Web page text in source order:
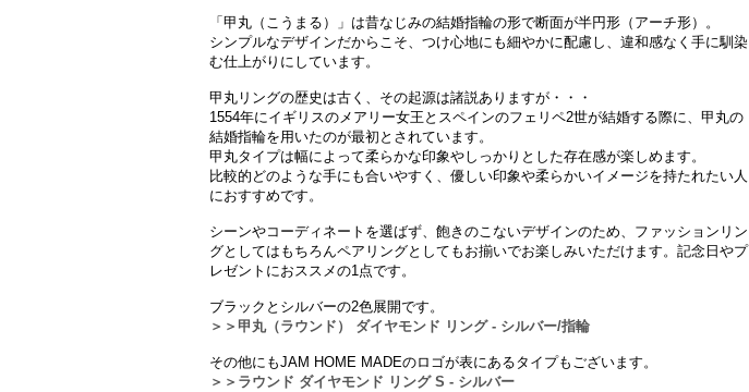
「甲丸（こうまる）」は昔なじみの結婚指輪の形で断面が半円形（アーチ形）。
シンプルなデザインだからこそ、つけ心地にも細やかに配慮し、違和感なく手に馴染
む仕上がりにしています。
甲丸リングの歴史は古く、その起源は諸説ありますが・・・
1554年にイギリスのメアリー女王とスペインのフェリペ2世が結婚する際に、甲丸の
結婚指輪を用いたのが最初とされています。
甲丸タイプは幅によって柔らかな印象やしっかりとした存在感が楽しめます。
比較的どのような手にも合いやすく、優しい印象や柔らかいイメージを持たれたい人
におすすめです。
シーンやコーディネートを選ばず、飽きのこないデザインのため、ファッションリン
グとしてはもちろんペアリングとしてもお揃いでお楽しみいただけます。記念日やプ
レゼントにおススメの1点です。
ブラックとシルバーの2色展開です。
＞＞甲丸（ラウンド） ダイヤモンド リング - シルバー/指輪
その他にもJAM HOME MADEのロゴが表にあるタイプもございます。
＞＞ラウンド ダイヤモンド リング S - シルバー